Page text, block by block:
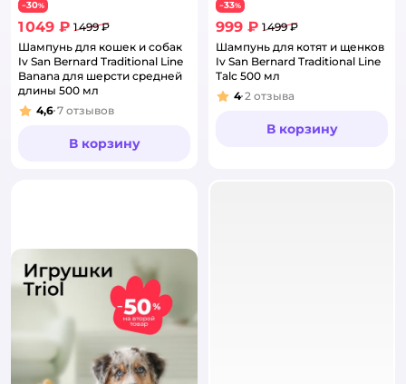
−30%
1 049 ₽ 1 499 ₽
Шампунь для кошек и собак
Iv San Bernard Traditional Line
Banana для шерсти средней
длины 500 мл
Рейтинг:
4,6 7 отзывов
В корзину
−33%
999 ₽ 1 499 ₽
Шампунь для котят и щенков
Iv San Bernard Traditional Line
Talc 500 мл
Рейтинг:
4 2 отзыва
В корзину